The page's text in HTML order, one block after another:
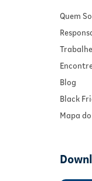
Quem
Blog
Black
Mapa